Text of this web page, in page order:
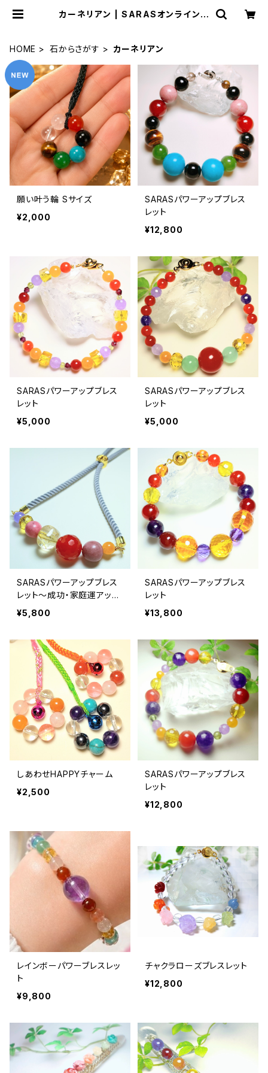
カーネリアン | SARASオンラインス
HOME 石からさがす カーネリアン
願い叶う輪 Sサイズ
¥2,000
SARASパワーアップブレス
レット
¥12,800
SARASパワーアップブレス
レット
¥5,000
SARASパワーアップブレス
レット
¥5,000
SARASパワーアップブレス
レット〜成功・家庭運アッ
プ〜
¥5,800
SARASパワーアップブレス
レット
¥13,800
しあわせHAPPYチャーム
¥2,500
SARASパワーアップブレス
レット
¥12,800
レインボーパワーブレスレッ
ト
¥9,800
チャクラローズブレスレット
¥12,800